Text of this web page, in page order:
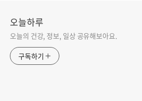
오늘하루
오늘의 건강, 정보, 일상 공유해보아요.
구독하기